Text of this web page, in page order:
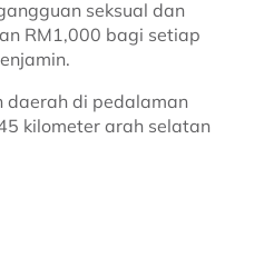
seksual dan
RM1,000 bagi setiap
daerah di pedalaman
kilometer arah selatan